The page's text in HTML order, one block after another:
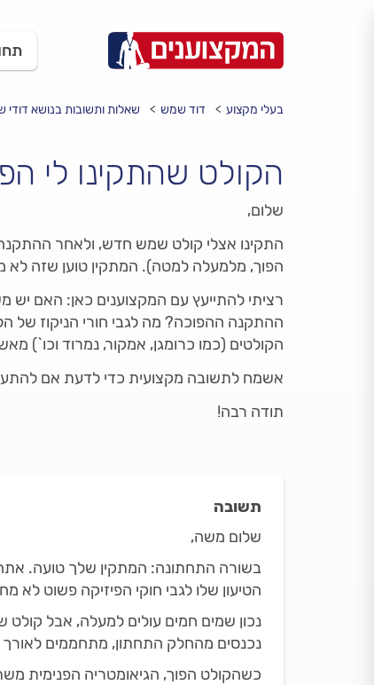
בעלי מקצוע דוד שמש שאלות ותשובות בנושא
הקולט שהתקינו לי
שלום,
התקינו אצלי קולט שמש חדש, ולאחר
הפוך, מלמעלה למטה). המתקין טוען שזה לא
רציתי להתייעץ עם המקצוענים כאן: האם יש
ההתקנה ההפוכה? מה לגבי חורי הניקוז של
הקולטים (כמו כרומגן, אמקור, נמרוד וכו`)
אשמח לתשובה מקצועית כדי לדעת אם
תודה רבה!
תשובה
שלום משה,
בשורה התחתונה: המתקין שלך טועה.
הטיעון שלו לגבי חוקי הפיזיקה פשוט לא
נכון שמים חמים עולים למעלה, אבל קולט
נכנסים מהחלק התחתון, מתחממים לאורך
כשהקולט הפוך, הגיאומטריה הפנימית